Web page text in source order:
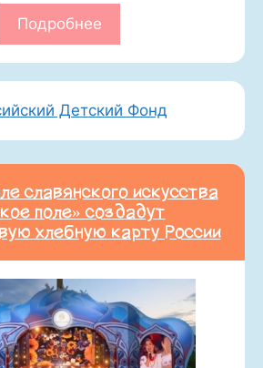
Подробнее
славянского искусства
поле» создадут
хлебную карту России